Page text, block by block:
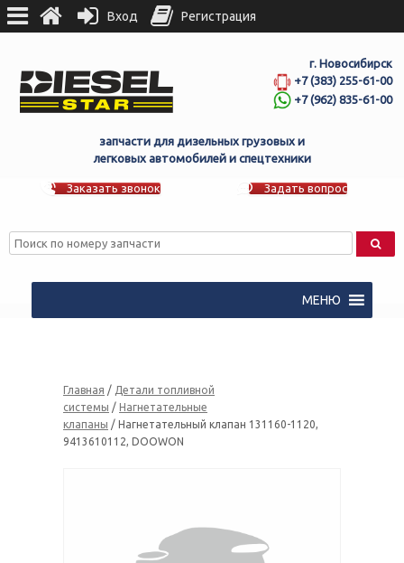
г. Новосибирск
+7 (383) 255-61-00
+7 (962) 835-61-00
запчасти для дизельных грузовых и
легковых автомобилей и спецтехники
Заказать звонок Задать вопрос
МЕНЮ
Главная / Детали топливной
системы / Нагнетательные
клапаны / Нагнетательный клапан 131160-1120,
9413610112, DOOWON
Вход Регистрация